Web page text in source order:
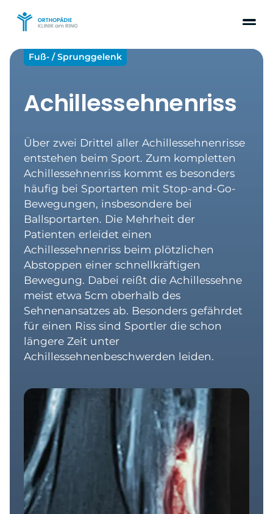
Fuß- / Sprunggelenk
Achillessehnenriss
Über zwei Drittel aller Achillessehnenrisse
entstehen beim Sport. Zum kompletten
Achillessehnenriss kommt es besonders
häufig bei Sportarten mit Stop-and-Go-
Bewegungen, insbesondere bei
Ballsportarten. Die Mehrheit der
Patienten erleidet einen
Achillessehnenriss beim plötzlichen
Abstoppen einer schnellkräftigen
Bewegung. Dabei reißt die Achillessehne
meist etwa 5cm oberhalb des
Sehnenansatzes ab. Besonders gefährdet
für einen Riss sind Sportler die schon
längere Zeit unter
Achillessehnenbeschwerden leiden.